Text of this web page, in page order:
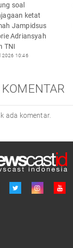
soal
ketat
Jampidsus
Adriansyah
TNI
2026 10:46
ada komentar.